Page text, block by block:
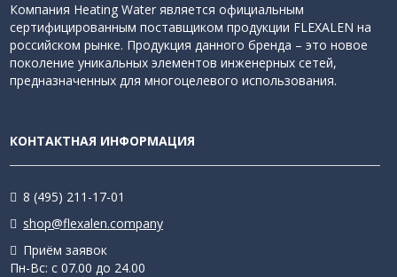
Компания Heating Water является официальным
сертифицированным поставщиком продукции FLEXALEN на
российском рынке. Продукция данного бренда – это новое
поколение уникальных элементов инженерных сетей,
предназначенных для многоцелевого использования.
КОНТАКТНАЯ ИНФОРМАЦИЯ
8 (495) 211-17-01
shop@flexalen.company
Приём заявок
Пн-Вс: с 07.00 до 24.00